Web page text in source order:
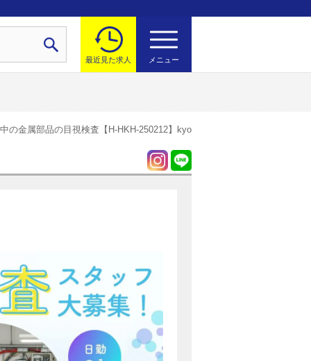
最近見た求人 メニュー
の金属部品の目視検査【H-HKH-250212】kyo